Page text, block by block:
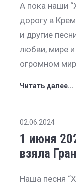
А пока наши
дорогу в
и другие
любви, мире
огромном
Читать далее...
02.06.2024
1 июня
взяла
Наша песня